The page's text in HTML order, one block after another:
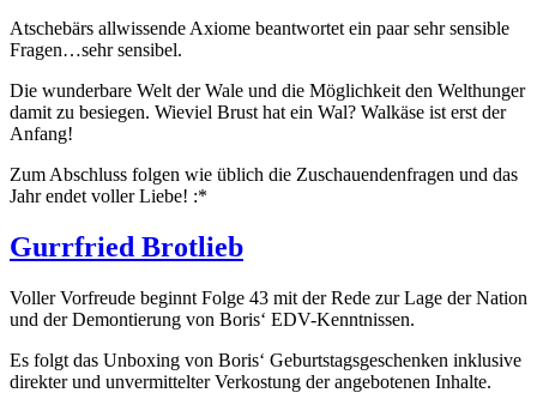
Atschebärs allwissende Axiome beantwortet ein paar sehr sensible
Fragen…sehr sensibel.
Die wunderbare Welt der Wale und die Möglichkeit den Welthunger
damit zu besiegen. Wieviel Brust hat ein Wal? Walkäse ist erst der
Anfang!
Zum Abschluss folgen wie üblich die Zuschauendenfragen und das
Jahr endet voller Liebe! :*
Gurrfried Brotlieb
Voller Vorfreude beginnt Folge 43 mit der Rede zur Lage der Nation
und der Demontierung von Boris‘ EDV-Kenntnissen.
Es folgt das Unboxing von Boris‘ Geburtstagsgeschenken inklusive
direkter und unvermittelter Verkostung der angebotenen Inhalte.